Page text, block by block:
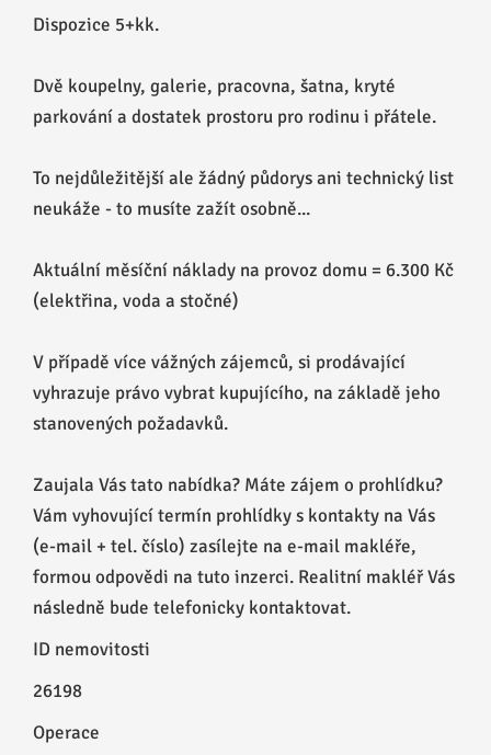
Dispozice 5+kk.
Dvě koupelny, galerie, pracovna, šatna, kryté
parkování a dostatek prostoru pro rodinu i přátele.
To nejdůležitější ale žádný půdorys ani technický list
neukáže - to musíte zažít osobně...
Aktuální měsíční náklady na provoz domu = 6.300 Kč
(elektřina, voda a stočné)
V případě více vážných zájemců, si prodávající
vyhrazuje právo vybrat kupujícího, na základě jeho
stanovených požadavků.
Zaujala Vás tato nabídka? Máte zájem o prohlídku?
Vám vyhovující termín prohlídky s kontakty na Vás
(e-mail + tel. číslo) zasílejte na e-mail makléře,
formou odpovědi na tuto inzerci. Realitní makléř Vás
následně bude telefonicky kontaktovat.
ID nemovitosti
26198
Operace